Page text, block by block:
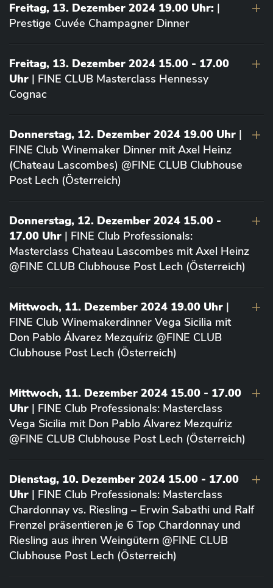
Freitag, 13. Dezember 2024 19.00 Uhr: |
Prestige Cuvée Champagner Dinner
Freitag, 13. Dezember 2024 15.00 - 17.00
Uhr | FINE CLUB Masterclass Hennessy
Cognac
Donnerstag, 12. Dezember 2024 19.00 Uhr |
FINE Club Winemaker Dinner mit Axel Heinz
(Chateau Lascombes) @FINE CLUB Clubhouse
Post Lech (Österreich)
Donnerstag, 12. Dezember 2024 15.00 -
17.00 Uhr | FINE Club Professionals:
Masterclass Chateau Lascombes mit Axel Heinz
@FINE CLUB Clubhouse Post Lech (Österreich)
Mittwoch, 11. Dezember 2024 19.00 Uhr |
FINE Club Winemakerdinner Vega Sicilia mit
Don Pablo Álvarez Mezquíriz @FINE CLUB
Clubhouse Post Lech (Österreich)
Mittwoch, 11. Dezember 2024 15.00 - 17.00
Uhr | FINE Club Professionals: Masterclass
Vega Sicilia mit Don Pablo Álvarez Mezquíriz
@FINE CLUB Clubhouse Post Lech (Österreich)
Dienstag, 10. Dezember 2024 15.00 - 17.00
Uhr | FINE Club Professionals: Masterclass
Chardonnay vs. Riesling – Erwin Sabathi und Ralf
Frenzel präsentieren je 6 Top Chardonnay und
Riesling aus ihren Weingütern @FINE CLUB
Clubhouse Post Lech (Österreich)